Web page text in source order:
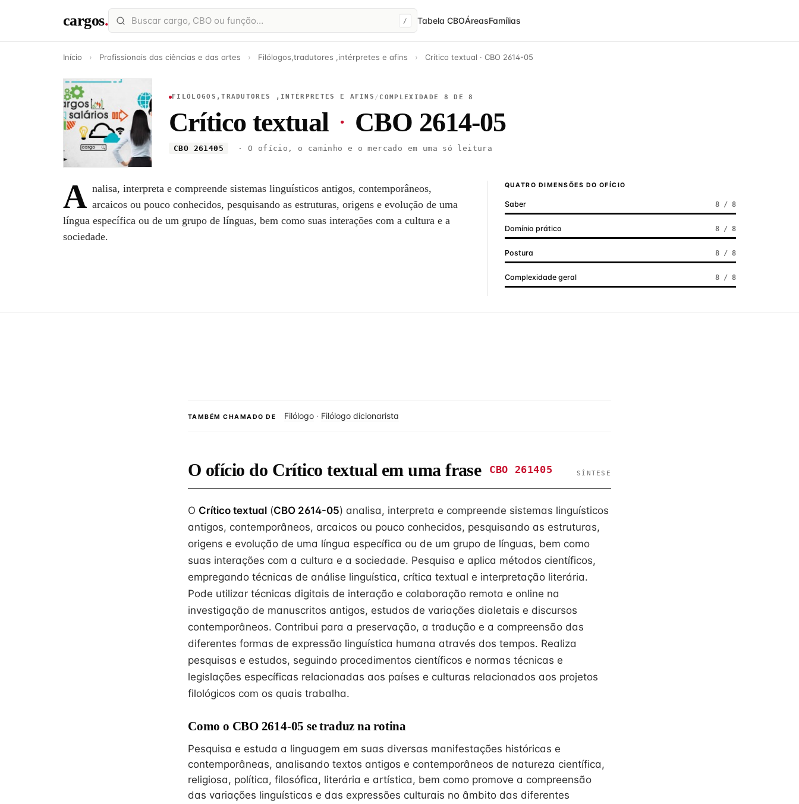
cargos. / Tabela CBOÁreasFamílias
Início › Profissionais das ciências e das artes › Filólogos,tradutores ,intérpretes e afins › Crítico textual · CBO 2614-05
FILÓLOGOS,TRADUTORES ,INTÉRPRETES E AFINS / COMPLEXIDADE 8 DE 8
Crítico textual · CBO 2614-05
CBO 261405 · O ofício, o caminho e o mercado em uma só leitura
A nalisa, interpreta e compreende sistemas linguísticos antigos, contemporâneos,
arcaicos ou pouco conhecidos, pesquisando as estruturas, origens e evolução de uma
língua específica ou de um grupo de línguas, bem como suas interações com a cultura e a
sociedade.
QUATRO DIMENSÕES DO OFÍCIO
Saber 8 / 8
Domínio prático 8 / 8
Postura 8 / 8
Complexidade geral 8 / 8
TAMBÉM CHAMADO DE Filólogo · Filólogo dicionarista
O ofício do Crítico textual em uma frase CBO 261405 SÍNTESE
O Crítico textual (CBO 2614-05) analisa, interpreta e compreende sistemas linguísticos
antigos, contemporâneos, arcaicos ou pouco conhecidos, pesquisando as estruturas,
origens e evolução de uma língua específica ou de um grupo de línguas, bem como
suas interações com a cultura e a sociedade. Pesquisa e aplica métodos científicos,
empregando técnicas de análise linguística, crítica textual e interpretação literária.
Pode utilizar técnicas digitais de interação e colaboração remota e online na
investigação de manuscritos antigos, estudos de variações dialetais e discursos
contemporâneos. Contribui para a preservação, a tradução e a compreensão das
diferentes formas de expressão linguística humana através dos tempos. Realiza
pesquisas e estudos, seguindo procedimentos científicos e normas técnicas e
legislações específicas relacionadas aos países e culturas relacionados aos projetos
filológicos com os quais trabalha.
Como o CBO 2614-05 se traduz na rotina
Pesquisa e estuda a linguagem em suas diversas manifestações históricas e
contemporâneas, analisando textos antigos e contemporâneos de natureza científica,
religiosa, política, filosófica, literária e artística, bem como promove a compreensão
das variações linguísticas e das expressões culturais no âmbito das diferentes